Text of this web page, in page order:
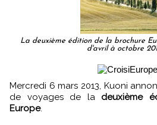
La deuxième édition de la brochure
d'avril à octobre
Mercredi 6 mars 2013, Kuoni annonce l'arrivée en agences
de voyages de la deuxième
Europe.